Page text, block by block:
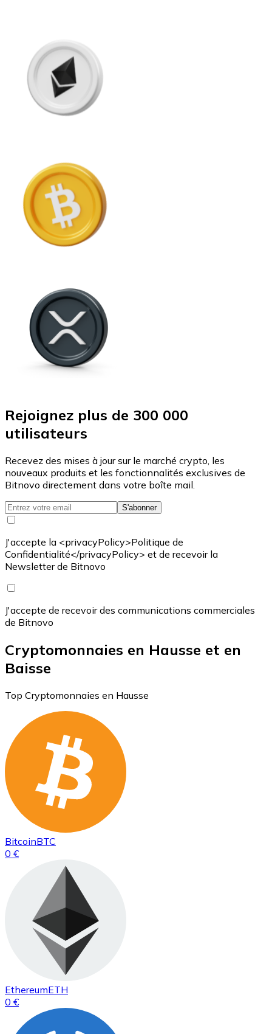
Rejoignez plus de 300 000
utilisateurs
Recevez des mises à jour sur le marché crypto, les
nouveaux produits et les fonctionnalités exclusives de
Bitnovo directement dans votre boîte mail.
S'abonner
J'accepte la <privacyPolicy>Politique de
Confidentialité</privacyPolicy> et de recevoir la
Newsletter de Bitnovo
J'accepte de recevoir des communications commerciales
de Bitnovo
Cryptomonnaies en Hausse et en
Baisse
Top Cryptomonnaies en Hausse
BitcoinBTC
0 €
EthereumETH
0 €